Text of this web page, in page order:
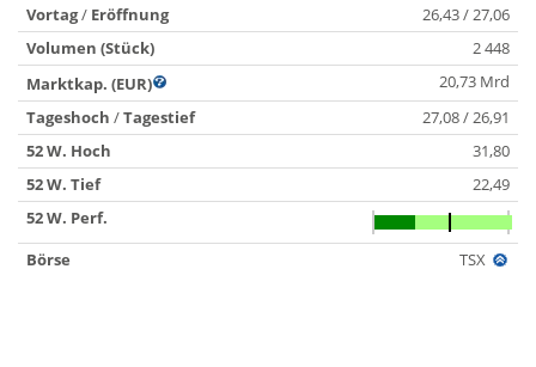
Vortag/ Eröffnung
26,43 / 27,06
Volumen (Stück)
2 448
Marktkap. (EUR)
20,73 Mrd
Tageshoch /Tagestief
27,08 / 26,91
52 W. Hoch
31,80
52 W. Tief
22,49
52 W. Perf.
Börse
TSX